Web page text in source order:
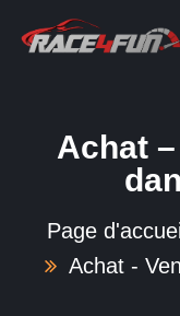
Achat
Page d'accueil
Achat -